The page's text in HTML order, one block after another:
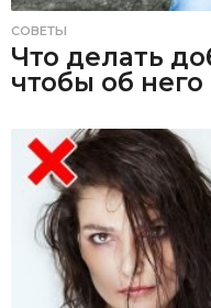
СОВЕТЫ
Что делать
чтобы об